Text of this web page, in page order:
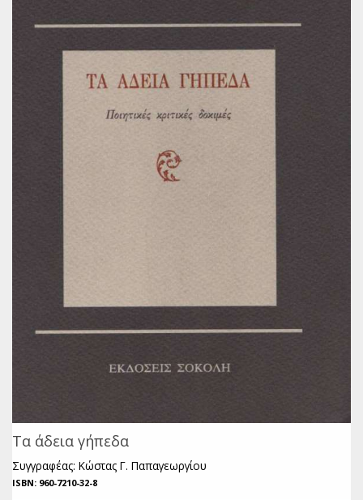
Παγκόσμια Ποίηση
Εφηβική Λογοτεχνία
Ελληνικό Θέατρο
Παγκόσμιο Θέατρο
Λεξικά
Ημερολόγια
Τα άδεια γήπεδα
Συγγραφέας: Κώστας Γ. Παπαγεωργίου
ISBN: 960-7210-32-8